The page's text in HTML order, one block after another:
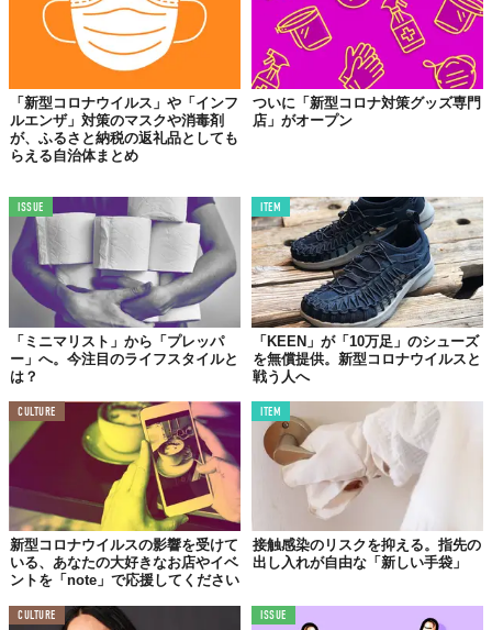
「新型コロナウイルス」や「インフ
ルエンザ」対策のマスクや消毒剤
が、ふるさと納税の返礼品としても
らえる自治体まとめ
ついに「新型コロナ対策グッズ専門
店」がオープン
ISSUE
「ミニマリスト」から「プレッパ
ー」へ。今注目のライフスタイルと
は？
ITEM
「KEEN」が「10万足」のシューズ
を無償提供。新型コロナウイルスと
戦う人へ
CULTURE
新型コロナウイルスの影響を受けて
いる、あなたの大好きなお店やイベ
ントを「note」で応援してください
ITEM
接触感染のリスクを抑える。指先の
出し入れが自由な「新しい手袋」
CULTURE ISSUE